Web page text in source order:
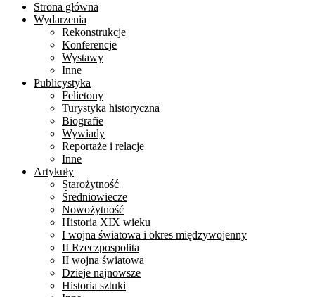
Strona główna
Wydarzenia
Rekonstrukcje
Konferencje
Wystawy
Inne
Publicystyka
Felietony
Turystyka historyczna
Biografie
Wywiady
Reportaże i relacje
Inne
Artykuły
Starożytność
Średniowiecze
Nowożytność
Historia XIX wieku
I wojna światowa i okres międzywojenny
II Rzeczpospolita
II wojna światowa
Dzieje najnowsze
Historia sztuki